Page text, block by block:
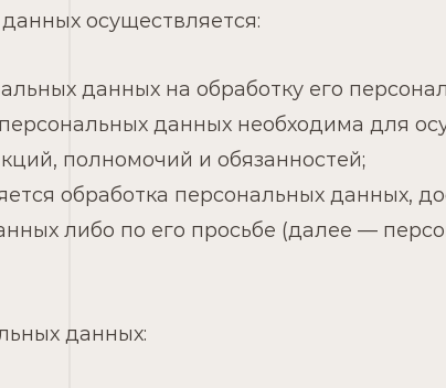
осуществляется:
данных на обработку его
персональных данных необходима для
полномочий и обязанностей;
обработка персональных данных,
либо по его просьбе (далее —
данных: